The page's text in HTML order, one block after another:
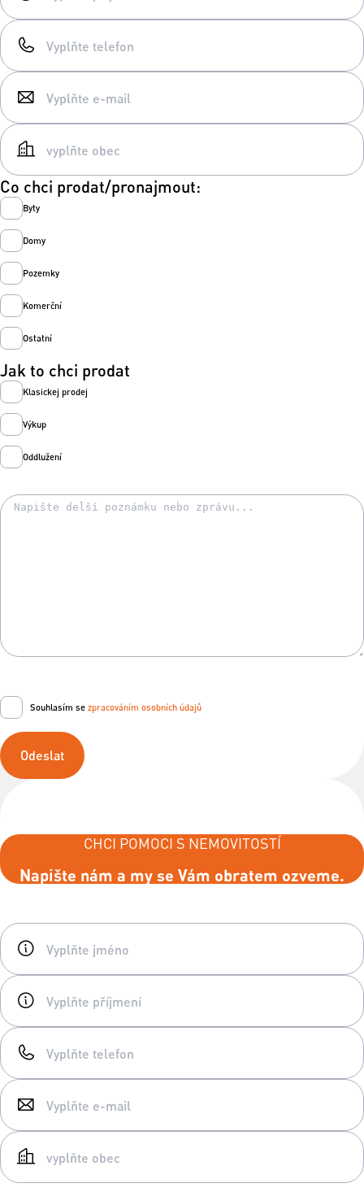
Co chci prodat/pronajmout:
Byty
Domy
Pozemky
Komerční
Ostatní
Jak to chci prodat
Klasickej prodej
Výkup
Oddlužení
Souhlasím se zpracováním osobních údajů
Odeslat
CHCI POMOCI S NEMOVITOSTÍ
Napište nám a my se Vám obratem ozveme.